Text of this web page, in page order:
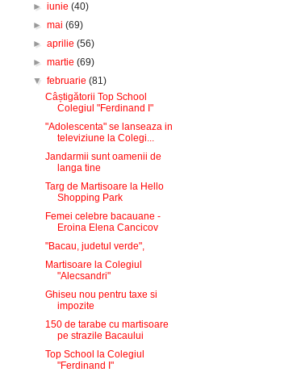
►iunie(40)
►mai(69)
►aprilie(56)
►martie(69)
▼februarie(81)
Câștigătorii Top School
Colegiul "Ferdinand I"
"Adolescenta" se lanseaza in
televiziune la Colegi...
Jandarmii sunt oamenii de
langa tine
Targ de Martisoare la Hello
Shopping Park
Femei celebre bacauane -
Eroina Elena Cancicov
"Bacau, judetul verde",
Martisoare la Colegiul
"Alecsandri"
Ghiseu nou pentru taxe si
impozite
150 de tarabe cu martisoare
pe strazile Bacaului
Top School la Colegiul
"Ferdinand I"